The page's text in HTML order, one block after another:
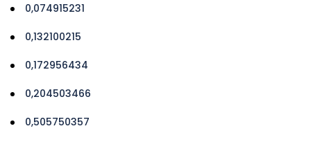
0,074915231
0,132100215
0,172956434
0,204503466
0,505750357